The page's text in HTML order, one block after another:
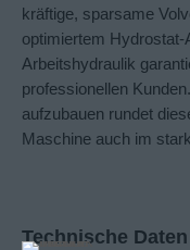
kräftige, sparsame
optimiertem Hydrostat-
Arbeitshydraulik
professionellen
aufzubauen rundet
Maschine auch im
Technische